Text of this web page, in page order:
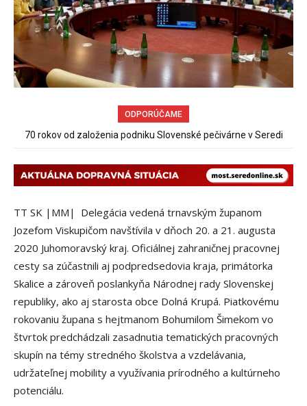
ODPORÚČAME
Sereď niekedy bola mestom s výborným napojením na
TT SK |MM| Delegácia vedená trnavským županom
Jozefom Viskupičom navštívila v dňoch 20. a 21. augusta
2020 Juhomoravský kraj. Oficiálnej zahraničnej pracovnej
cesty sa zúčastnili aj podpredsedovia kraja, primátorka
Skalice a zároveň poslankyňa Národnej rady Slovenskej
republiky, ako aj starosta obce Dolná Krupá. Piatkovému
rokovaniu župana s hejtmanom Bohumilom Šimekom vo
štvrtok predchádzali zasadnutia tematických pracovných
skupín na témy stredného školstva a vzdelávania,
udržateľnej mobility a využívania prírodného a kultúrneho
potenciálu.